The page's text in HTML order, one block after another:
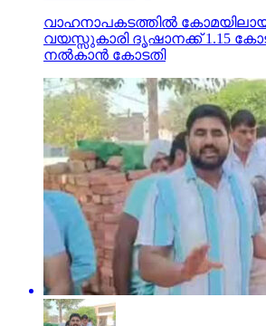
വാഹനാപകടത്തില്‍
വയസ്സുകാരി ദൃഷാനക്ക് 1.15
നല്‍കാന്‍ കോടതി